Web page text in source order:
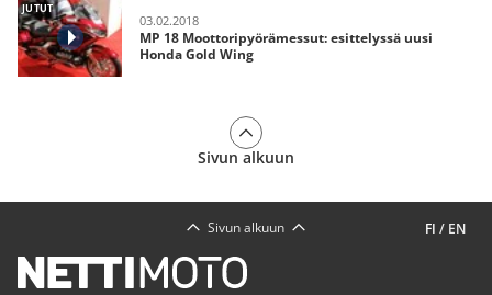
JUTUT
03.02.2018
MP 18 Moottoripyörämessut: esittelyssä uusi
Honda Gold Wing
Sivun alkuun
FI / EN
Sivun alkuun